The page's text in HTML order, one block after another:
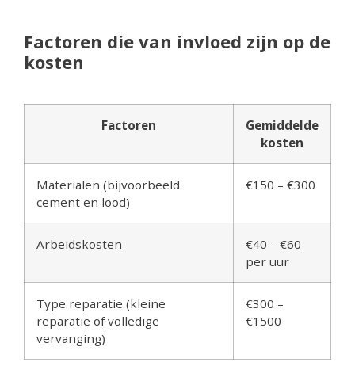
Factoren die van invloed zijn op de
kosten
Factoren
Gemiddelde
kosten
Materialen (bijvoorbeeld
cement en lood)
€150 – €300
Arbeidskosten
€40 – €60
per uur
Type reparatie (kleine
reparatie of volledige
vervanging)
€300 –
€1500